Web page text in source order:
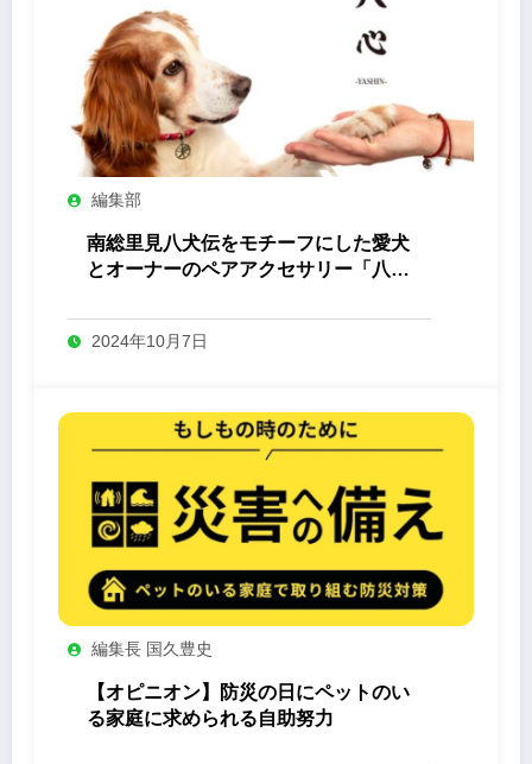
編集部
南総里見八犬伝をモチーフにした愛犬
とオーナーのペアアクセサリー「八心
2024年10月7日
編集長 国久豊史
【オピニオン】防災の日にペットのい
る家庭に求められる自助努力